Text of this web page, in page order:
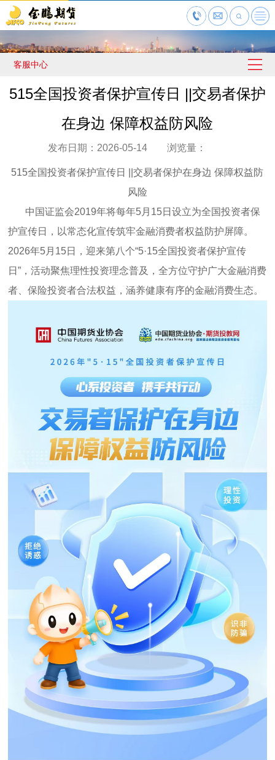
客服中心
515全国投资者保护宣传日 ||交易者保护
在身边 保障权益防风险
发布日期：2026-05-14 浏览量：
515全国投资者保护宣传日 ||交易者保护在身边 保障权益防
风险
中国证监会2019年将每年5月15日设立为全国投资者保
护宣传日，以常态化宣传筑牢金融消费者权益防护屏障。
2026年5月15日，迎来第八个“5·15全国投资者保护宣传
日”，活动聚焦理性投资理念普及，全方位守护广大金融消费
者、保险投资者合法权益，涵养健康有序的金融消费生态。